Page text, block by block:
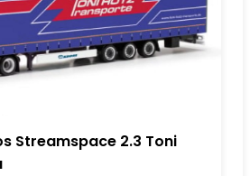
Streamspace 2.3 Toni